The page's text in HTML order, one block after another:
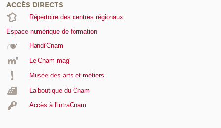
ACCÈS DIRECTS
Répertoire des centres régionaux
Espace numérique de formation
Handi'Cnam
Le Cnam mag'
Musée des arts et métiers
La boutique du Cnam
Accès à l'intraCnam